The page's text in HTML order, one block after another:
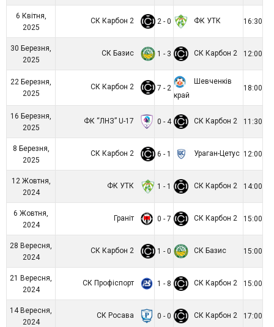
6 Квітня,
2025
СК Карбон 2 2 - 0 ФК УТК 16:30
30 Березня,
2025
СК Базис 1 - 3 СК Карбон 2 12:00
22 Березня,
2025
СК Карбон 2 7 - 2
Шевченків
край
18:00
16 Березня,
2025
ФК “ЛНЗ” U-17 0 - 4 СК Карбон 2 11:30
8 Березня,
2025
СК Карбон 2 6 - 1 Ураган-Цетус 12:00
12 Жовтня,
2024
ФК УТК 1 - 1 СК Карбон 2 14:00
6 Жовтня,
2024
Граніт 0 - 7 СК Карбон 2 15:00
28 Вересня,
2024
СК Карбон 2 1 - 0 СК Базис 15:00
21 Вересня,
2024
СК Профіспорт 1 - 8 СК Карбон 2 15:00
14 Вересня,
2024
СК Росава 0 - 0 СК Карбон 2 17:00